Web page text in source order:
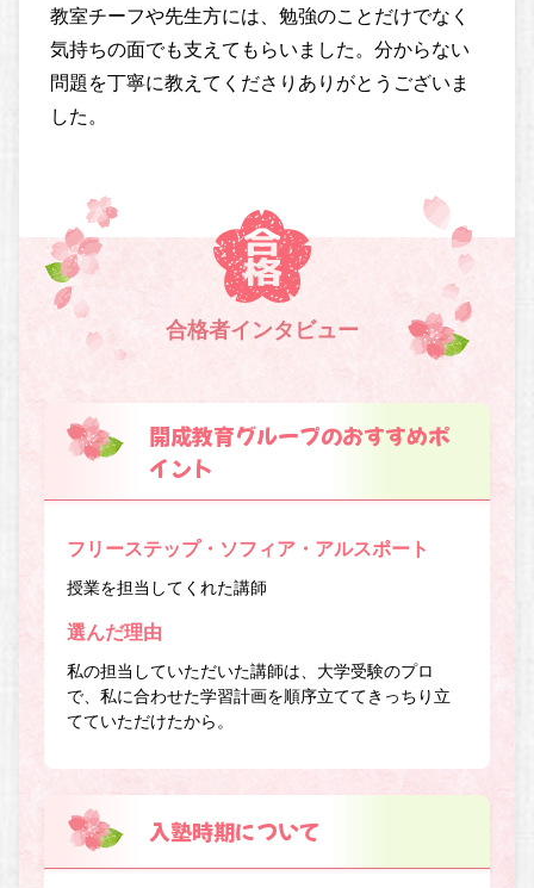
教室チーフや先生方には、勉強のことだけでなく
気持ちの面でも支えてもらいました。分からない
問題を丁寧に教えてくださりありがとうございま
した。
合格者インタビュー
開成教育グループのおすすめポ
イント
フリーステップ・ソフィア・アルスポート
授業を担当してくれた講師
選んだ理由
私の担当していただいた講師は、大学受験のプロ
で、私に合わせた学習計画を順序立ててきっちり立
てていただけたから。
入塾時期について